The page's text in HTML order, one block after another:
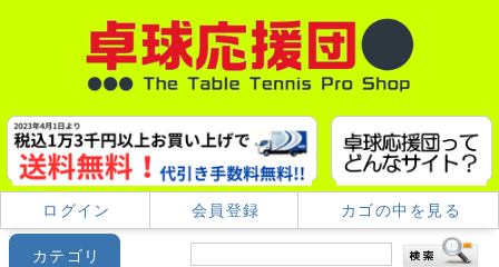
ログイン 会員登録 カゴの中を見る
カテゴリ